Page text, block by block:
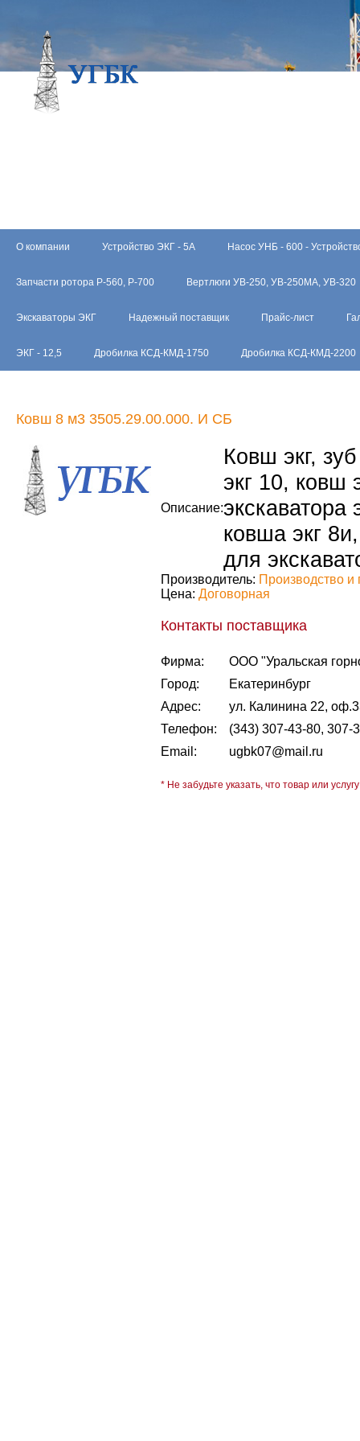
О компании Устройство ЭКГ - 5А Насос УНБ - 600 -
Запчасти ротора Р-560, Р-700 Вертлюги УВ-250, УВ-250МА, УВ-320
Экскаваторы ЭКГ Надежный поставщик Прайс-лист
ЭКГ - 12,5 Дробилка КСД-КМД-1750 Дробилка КСД-КМД-2200
Ковш 8 м3 3505.29.00.000. И СБ
Описание:
Ковш экг,
экг 10, ковш
экскаватора
ковша экг
для
Производитель: Производство и
Цена: Договорная
Контакты поставщика
Фирма:
ООО "Уральская
Город:
Екатеринбург
Адрес:
ул. Калинина 22,
Телефон:
(343) 307-43-80, 307-
Email:
ugbk07@mail.ru
* Не забудьте указать, что товар или